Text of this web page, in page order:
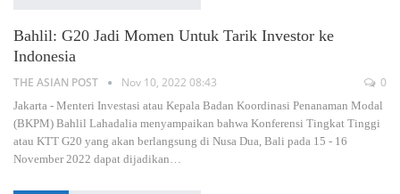
Bahlil: G20 Jadi Momen Untuk Tarik Investor ke
Indonesia
THE ASIAN POST Nov 10, 2022 08:43 0
Jakarta - Menteri Investasi atau Kepala Badan Koordinasi Penanaman Modal
(BKPM) Bahlil Lahadalia menyampaikan bahwa Konferensi Tingkat Tinggi
atau KTT G20 yang akan berlangsung di Nusa Dua, Bali pada 15 - 16
November 2022 dapat dijadikan…